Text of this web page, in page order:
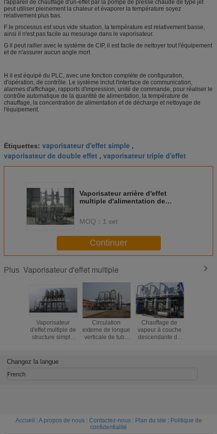
l'appareil de chauffage d'un-effet par la pompe de presse chaude de type jet
peut utiliser pleinement la chaleur et évaporer la température soyez
relativement plus bas.
F le processus est sous vide situation, la température est relativement basse,
ainsi il n'est pas facile au mesurage dans le vaporisateur.
G il peut railler avec le système de CIP, il est facile de nettoyer tout l'équipement
et de n'assurer aucun angle mort
H il est équipé du PLC, avec une fonction complète de configuration,
d'opération, de contrôle. Le système inclut l'interface de communication,
alarmes d'affichage, rapports d'impression, unité de commande, pour réaliser le
contrôle automatique de la quantité de alimentation, la température de
chauffage, la concentration de alimentation et de décharge et nettoyage de
l'équipement.
Étiquettes: vaporisateur d'effet simple ,
vaporisateur de double effet , vaporisateur triple d'effet
Vaporisateur arrière d'effet
multiple d'alimentation de
MOQ： 1 set
Continuer
Plus Vaporisateur d'effet multiple
Vaporisateur
d'effet multiple de
structure simple
d'ammonium/potassium
Circulation
externe de longue
verticale de tube
Chauffage de
vapeur à couche
descendante de
Changez la langue
French
Accueil A propos de nous| Contactez-nous| Plan du site
Politique de
confidentialité